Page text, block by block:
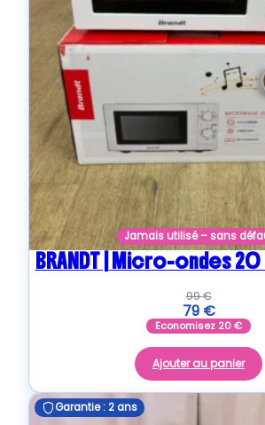
Jamais utilisé – sans
BRANDT | Micro-ondes 20
99€
79 €
Economisez 20€
Ajouter au panier
Garantie : 2 ans